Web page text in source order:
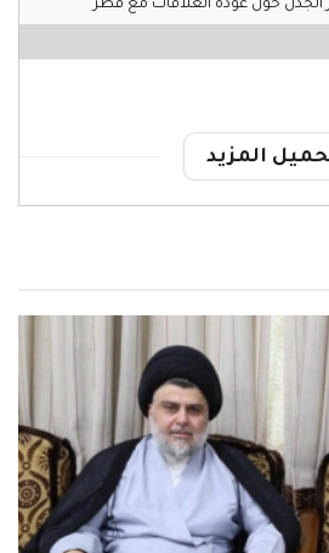
الجدل حول عودة العلاقات مع قطر
المزيد